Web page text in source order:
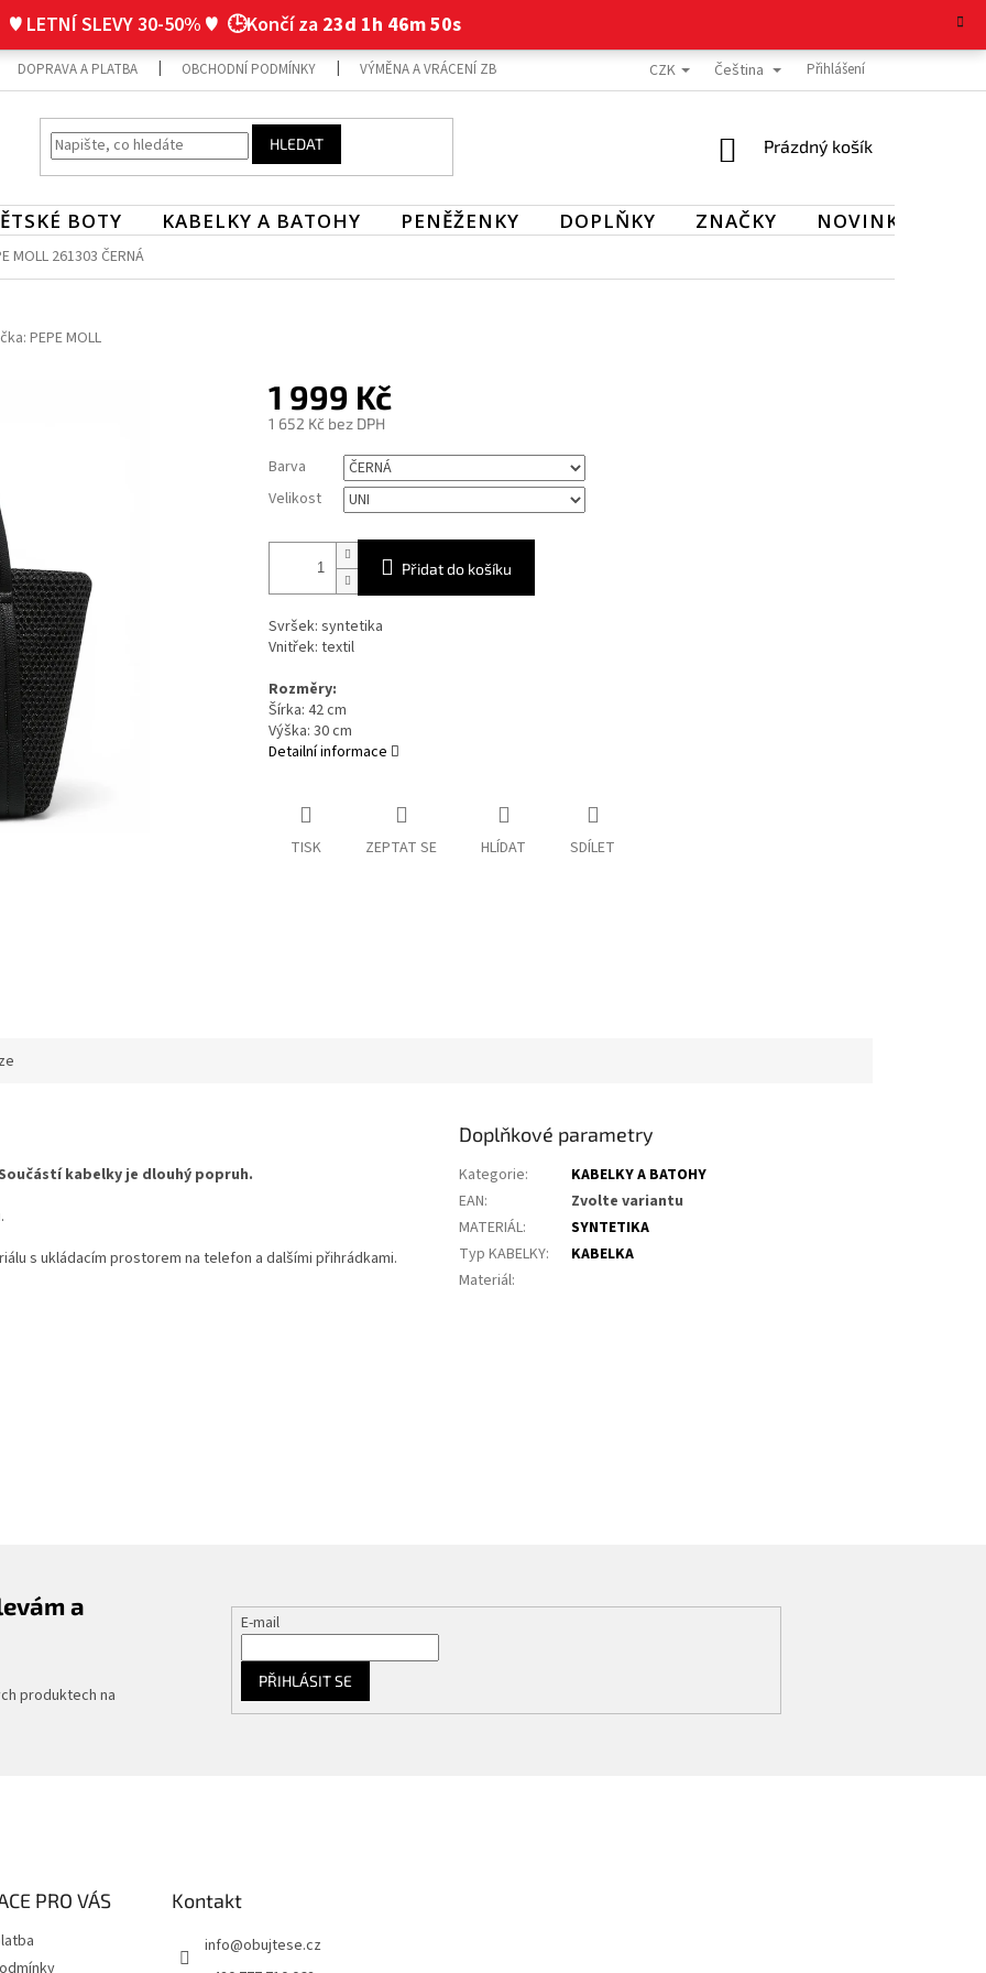
♥ LETNÍ SLEVY 30-50% ♥ 🕒Končí za 23d 1h 46m 50s
DOPRAVA A PLATBA OBCHODNÍ PODMÍNKY VÝMĚNA A VRÁCENÍ ZBOŽÍ REKLAMAČNÍ ŘÁD OCHRANA OSOBNÍCH ÚDAJŮ
CZK Čeština Přihlášení
HLEDAT
NÁKUPNÍ
Prázdný košík
BOTY KABELKY A BATOHY PENĚŽENKY DOPLŇKY ZNAČKY NOVINKY
MOLL 261303 ČERNÁ
PEPE MOLL
1 999 Kč
1 652 Kč bez DPH
cena:
Barva
Velikost
Přidat do košíku
Svršek: syntetika
Vnitřek: textil
Rozměry:
Šírka: 42cm
Výška: 30cm
Detailní informace
TISK ZEPTAT SE HLÍDAT SDÍLET
kabelky je dlouhý popruh.
s ukládacím prostorem na telefon a dalšími přihrádkami.
Doplňkové parametry
Kategorie:
KABELKY A BATOHY
EAN:
Zvolte variantu
MATERIÁL:
SYNTETIKA
Typ KABELKY:
KABELKA
Materiál:
a
produktech na
E-mail
PŘIHLÁSIT SE
PRO VÁS Kontakt
info@obujtese.cz